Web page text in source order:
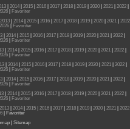
2014 2015 2016 2017 2018 2019 2020 2021 2022
|
Favoriter
2013 2014 2015 2016 2017 2018 2019 2020 2021
2022
2026|
Favoriter
2014 2015 2016 2017 2018 2019 2020 2021 2022
|
Favoriter
| 2014| 2015| 2016| 2017| 2018| 2019| 2020| 2021| 2022|
|
Favoriter
| 2014| 2015| 2016| 2017| 2018| 2019| 2020| 2021| 2022|
|
Favoriter
| 2014| 2015| 2016| 2017| 2018| 2019| 2020| 2021| 2022|
|
Favoriter
2014 2015 2016 2017 2018 2019 2020 2021 2022
|
Favoriter
2013| 2014| 2015 | 2016| 2017| 2018| 2019| 2020| 2021| 2022
|
Favoriter
Sitemap